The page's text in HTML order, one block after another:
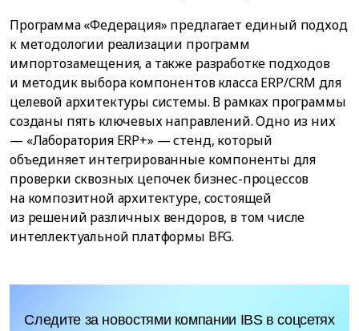
Программа «Федерация» предлагает единый подход
к методологии реализации программ
импортозамещения, а также разработке подходов
и методик выбора компонентов класса ERP/CRM для
целевой архитектуры cистемы. В рамках программы
созданы пять ключевых направлений. Одно из них
— «Лаборатория ERP+» — стенд, который
объединяет интегрированные компоненты для
проверки сквозных цепочек бизнес-процессов
на композитной архитектуре, состоящей
из решений различных вендоров, в том числе
интеллектуальной платформы BFG.
Следите за новостями компании IBS в соцсетях